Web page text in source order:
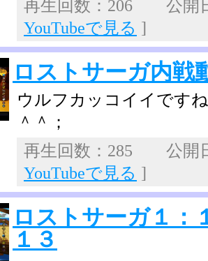
再生回数：206 公開
YouTubeで見る ]
ロストサーガ内戦
ウルフカッコイイです
＾＾；
再生回数：285 公開
YouTubeで見る ]
ロストサーガ１
１３